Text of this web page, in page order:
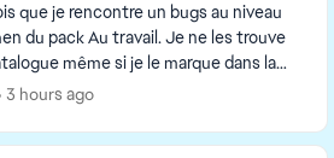
du pack Au travail. Je ne les trouve
même si je le marque dans la
J'ai réparé le je...
3 hours ago